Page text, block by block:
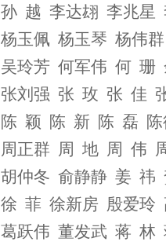
孙 越 李达翃 李兆星
杨玉佩 杨玉琴 杨伟
吴玲芳 何军伟 何
张刘强 张 玫 张 佳
陈 颖 陈 新 陈 磊 陈
周正群 周 地 周 伟
胡仲冬 俞静静 姜
徐 菲 徐新房 殷爱玲
葛跃伟 董发武 蒋 林